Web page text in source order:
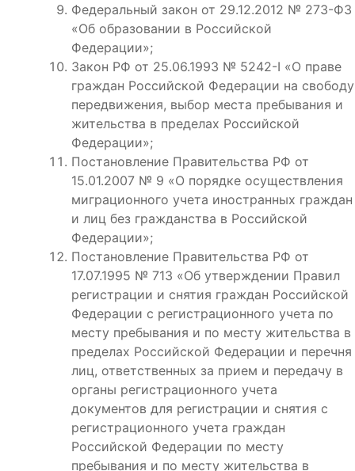
Федеральный закон от 29.12.2012 № 273-ФЗ
«Об образовании в Российской
Федерации»;
Закон РФ от 25.06.1993 № 5242-I «О праве
граждан Российской Федерации на свободу
передвижения, выбор места пребывания и
жительства в пределах Российской
Федерации»;
Постановление Правительства РФ от
15.01.2007 № 9 «О порядке осуществления
миграционного учета иностранных граждан
и лиц без гражданства в Российской
Федерации»;
Постановление Правительства РФ от
17.07.1995 № 713 «Об утверждении Правил
регистрации и снятия граждан Российской
Федерации с регистрационного учета по
месту пребывания и по месту жительства в
пределах Российской Федерации и перечня
лиц, ответственных за прием и передачу в
органы регистрационного учета
документов для регистрации и снятия с
регистрационного учета граждан
Российской Федерации по месту
пребывания и по месту жительства в